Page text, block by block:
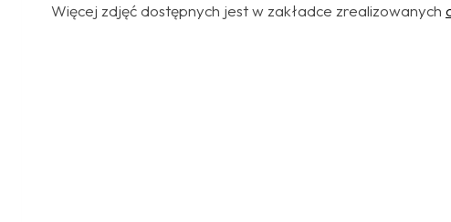
Więcej zdjęć dostępnych jest w zakładce zrealizowanych